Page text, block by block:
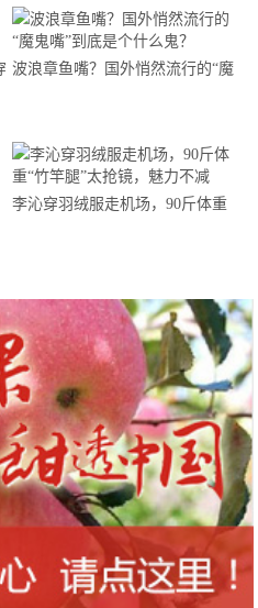
波浪章鱼嘴？国外悄然流行的“魔
李沁穿羽绒服走机场，90斤体重